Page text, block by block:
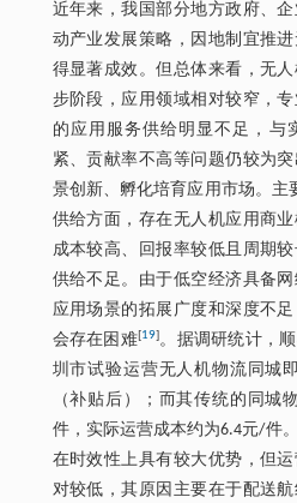
近年来，我国部分地方政府、
动产业发展策略，因地制宜推
得显著成效。但总体来看，无
步阶段，应用领域相对较窄，
的应用服务供给明显不足，与
紧、贡献率不高等问题仍较为
景创新、孵化培育应用市场。
供给方面，存在无人机应用商
成本较高、回报率较低且周期
供给不足。由于低空经济具备
应用场景的拓展广度和深度不
会存在困难[19]。据调研统计，
圳市试验运营无人机物流同城
（补贴后）；而其传统的同城
件，实际运营成本约为6.4元/件
在时效性上具有较大优势，但
对较低，其原因主要在于配送